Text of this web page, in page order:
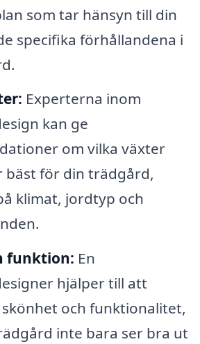
som tar hänsyn till din
specifika förhållandena i
Experterna inom
kan ge
om vilka växter
bäst för din trädgård,
klimat, jordtyp och
funktion: En
hjälper till att
och funktionalitet,
inte bara ser bra ut